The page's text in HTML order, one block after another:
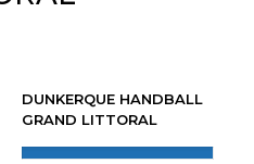
DUNKERQUE HANDBALL
GRAND LITTORAL